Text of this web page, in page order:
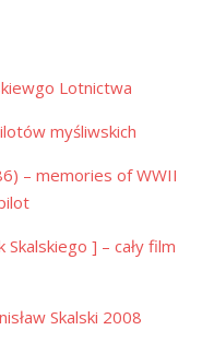
Lotnictwa
myśliwskich
– memories of WWII
Skalskiego ] – cały film
Skalski 2008